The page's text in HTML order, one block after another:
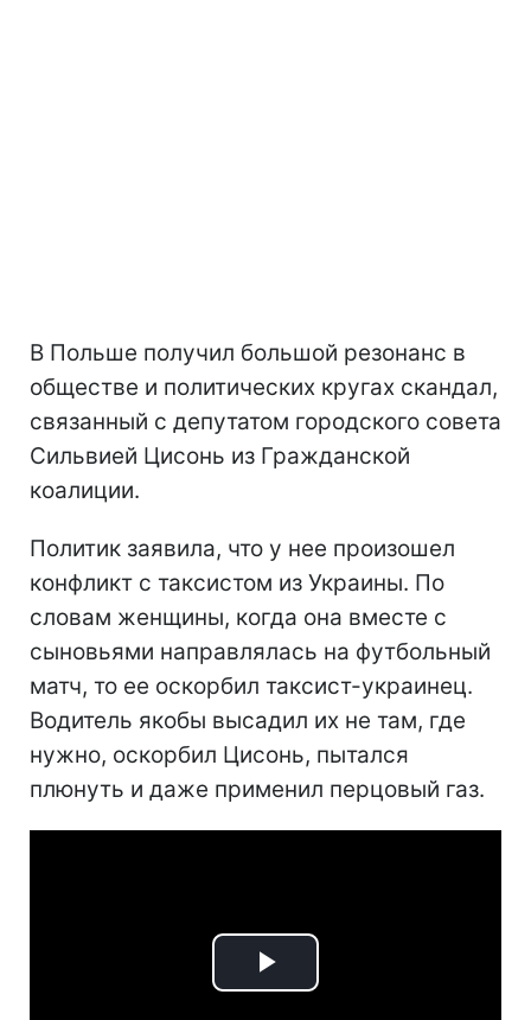
В Польше получил большой резонанс в
обществе и политических кругах скандал,
связанный с депутатом городского совета
Сильвией Цисонь из Гражданской
коалиции.
Политик заявила, что у нее произошел
конфликт с таксистом из Украины. По
словам женщины, когда она вместе с
сыновьями направлялась на футбольный
матч, то ее оскорбил таксист-украинец.
Водитель якобы высадил их не там, где
нужно, оскорбил Цисонь, пытался
плюнуть и даже применил перцовый газ.
Play